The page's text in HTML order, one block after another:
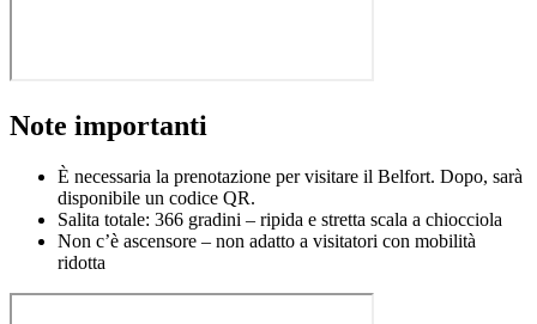
Note importanti
È necessaria la prenotazione per visitare il Belfort. Dopo, sarà
disponibile un codice QR.
Salita totale: 366 gradini – ripida e stretta scala a chiocciola
Non c’è ascensore – non adatto a visitatori con mobilità
ridotta